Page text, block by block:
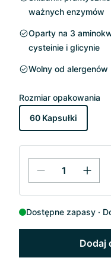
ważnych enzymów
Oparty na 3
cysteinie i glicynie
Wolny od alergenów
Rozmiar opakowania
60 Kapsułki
Dostępne zapasy
Dodaj